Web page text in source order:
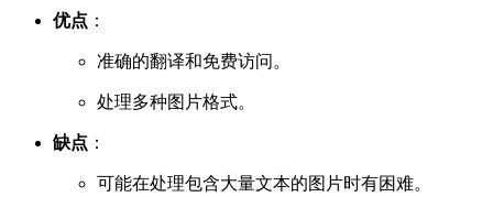
优点 ：
准确的翻译和免费访问。
处理多种图片格式。
缺点 ：
可能在处理包含大量文本的图片时有困难。